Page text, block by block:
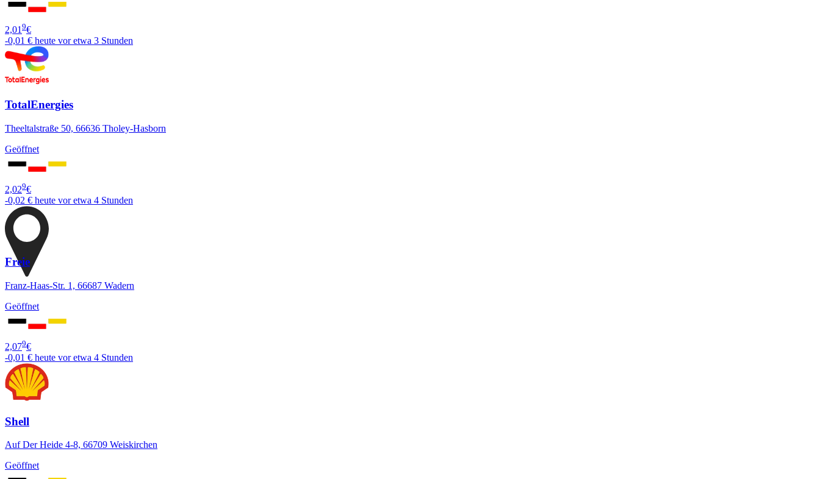
2,01 9€
-0,01 € heute vor etwa 3 Stunden
TotalEnergies
Theeltalstraße 50, 66636 Tholey-Hasborn
Geöffnet
2,029€
-0,02 € heute vor etwa 4 Stunden
Freie
Franz-Haas-Str. 1, 66687 Wadern
Geöffnet
2,079€
-0,01 € heute vor etwa 4 Stunden
Shell
Auf Der Heide 4-8, 66709 Weiskirchen
Geöffnet